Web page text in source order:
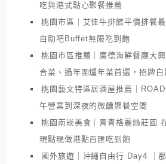
吃與港式點心聚餐推薦
桃園市區｜艾佳牛排館平價排餐
自助吧Buffet無限吃到飽
桃園市區推薦｜廣德海鮮餐廳大
合菜、過年圍爐年菜首選，招牌白
桃園藝文特區居酒屋推薦｜
午營業到深夜的微醺聚餐空間
桃園南崁美食｜青青格麗絲莊園
現點現做港點百匯吃到飽
國外旅遊｜沖繩自由行 Day4 ｜